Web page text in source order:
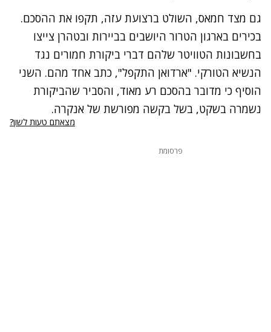
גם מצד חמאס, השולט ברצועת עזה, תקפו את ההסכם.
בכירים בארגון הטרור היושבים בביירות ובטהרן צייצו
בחשבונות הטוויטר שלהם דברי ביקורת חמורים נגד
הנשיא הטורקי. "ארדואן התקפל", כתב אחד מהם. השני
הוסיף כי מדובר בהסכם רע מאוד, והסביר שהביקורת
נשמרה בשקט, בשל בקשה מפורשת של אנקרה.
מצאתם טעות לשון?
פרסומת